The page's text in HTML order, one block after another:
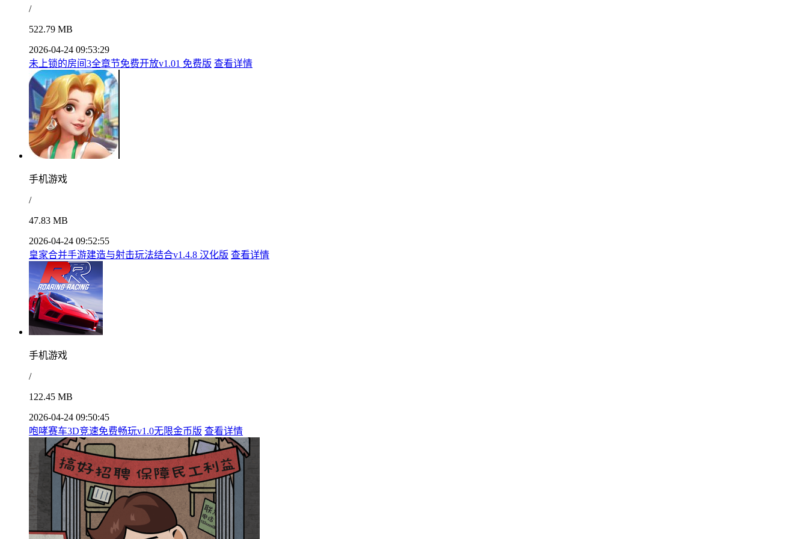
/
522.79 MB
2026-04-24 09:53:29
未上锁的房间3全章节免费开放v1.01 免费版 查看详情
手机游戏
/
47.83 MB
2026-04-24 09:52:55
皇家合并手游建造与射击玩法结合v1.4.8 汉化版 查看详情
手机游戏
/
122.45 MB
2026-04-24 09:50:45
咆哮赛车3D竞速免费畅玩v1.0无限金币版 查看详情